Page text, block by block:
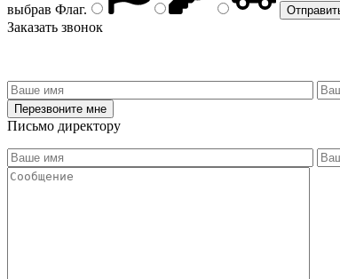
выбрав Флаг.
Заказать звонок
Письмо директору